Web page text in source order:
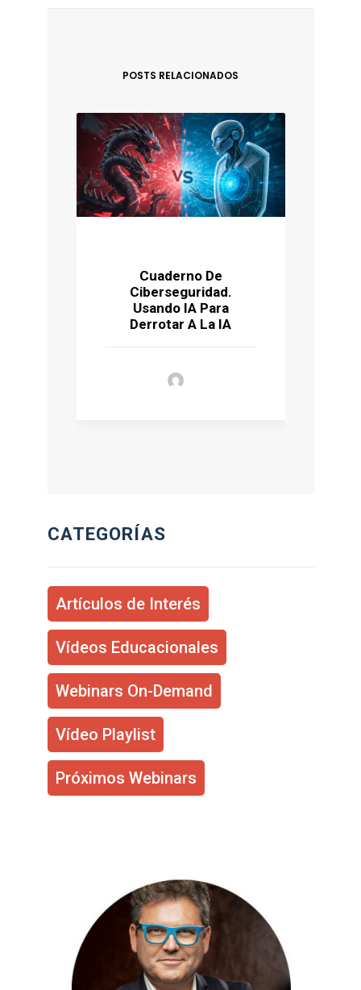
POSTS RELACIONADOS
Cuaderno De
Ciberseguridad.
Usando IA Para
Derrotar A La IA
CATEGORÍAS
Artículos de Interés
Vídeos Educacionales
Webinars On-Demand
Vídeo Playlist
Próximos Webinars